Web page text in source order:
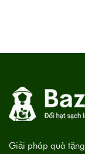
Giải pháp quà